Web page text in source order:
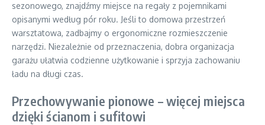
sezonowego, znajdźmy miejsce na regały z pojemnikami
opisanymi według pór roku. Jeśli to domowa przestrzeń
warsztatowa, zadbajmy o ergonomiczne rozmieszczenie
narzędzi. Niezależnie od przeznaczenia, dobra organizacja
garażu ułatwia codzienne użytkowanie i sprzyja zachowaniu
ładu na długi czas.
Przechowywanie pionowe – więcej miejsca
dzięki ścianom i sufitowi